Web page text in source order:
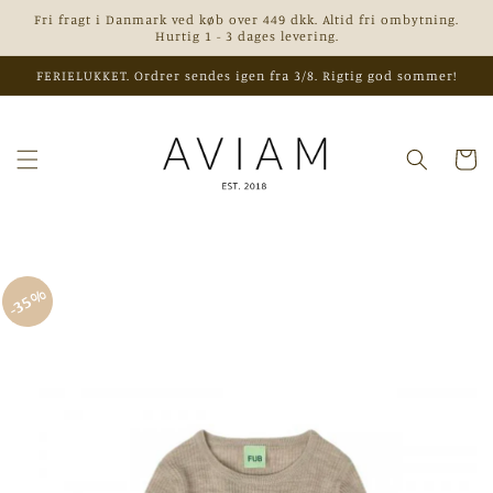
Gå til
Fri fragt i Danmark ved køb over 449 dkk. Altid fri ombytning.
Hurtig 1 - 3 dages levering.
FERIELUKKET. Ordrer sendes igen fra 3/8. Rigtig god sommer!
til35%